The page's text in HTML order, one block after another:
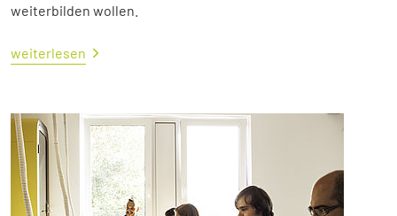
weiterbilden wollen.
weiterlesen